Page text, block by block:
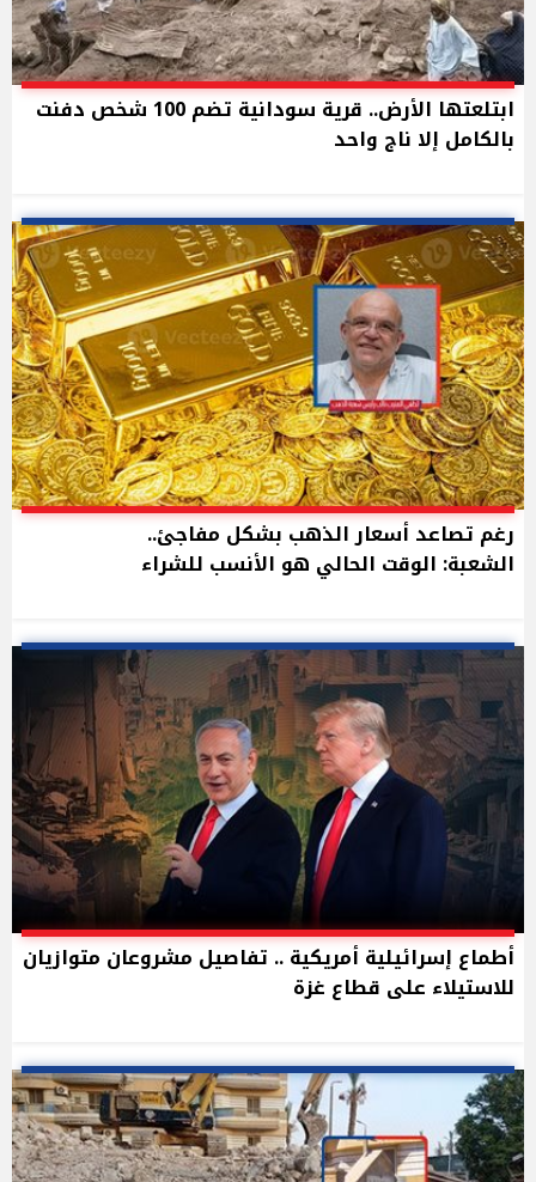
ابتلعتها الأرض.. قرية سودانية تضم 100 شخص دفنت
بالكامل إلا ناج واحد
رغم تصاعد أسعار الذهب بشكل مفاجئ..
الشعبة: الوقت الحالي هو الأنسب للشراء
أطماع إسرائيلية أمريكية .. تفاصيل مشروعان متوازيان
للاستيلاء على قطاع غزة